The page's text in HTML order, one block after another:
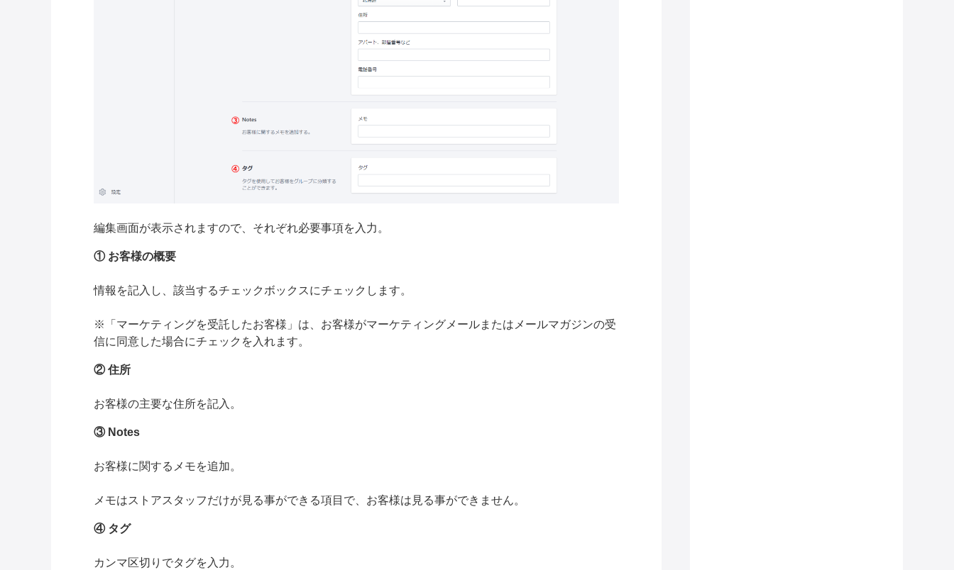
編集画面が表示されますので、それぞれ必要事項を入力。
① お客様の概要
情報を記入し、該当するチェックボックスにチェックします。
※「マーケティングを受託したお客様」は、お客様がマーケティングメールまたはメールマガジンの受
信に同意した場合にチェックを入れます。
② 住所
お客様の主要な住所を記入。
③ Notes
お客様に関するメモを追加。
メモはストアスタッフだけが見る事ができる項目で、お客様は見る事ができません。
④ タグ
カンマ区切りでタグを入力。